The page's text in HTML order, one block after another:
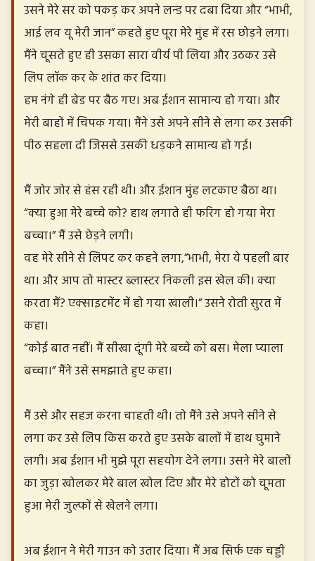
उसने मेरे सर को पकड़ कर अपने लन्ड पर दबा दिया और “भाभी,
आई लव यू मेरी जान” कहते हुए पूरा मेरे मुंह में रस छोड़ने लगा।
मैंने चूसते हुए ही उसका सारा वीर्य पी लिया और उठकर उसे
लिप लॉक कर के शांत कर दिया।
हम नंगे ही बेड पर बैठ गए। अब ईशान सामान्य हो गया। और
मेरी बाहों में चिपक गया। मैंने उसे अपने सीने से लगा कर उसकी
पीठ सहला दी जिससे उसकी धड़कने सामान्य हो गई।
मैं जोर जोर से हंस रही थी। और ईशान मुंह लटकाए बैठा था।
“क्या हुआ मेरे बच्चे को? हाथ लगाते ही फरिग हो गया मेरा
बच्चा।” मैं उसे छेड़ने लगी।
वह मेरे सीने से लिपट कर कहने लगा,”भाभी, मेरा ये पहली बार
था। और आप तो मास्टर ब्लास्टर निकली इस खेल की। क्या
करता मैं? एक्साइटमेंट में हो गया खाली।” उसने रोती सुरत में
कहा।
“कोई बात नहीं। मैं सीखा दूंगी मेरे बच्चे को बस। मेला प्याला
बच्चा।” मैंने उसे समझाते हुए कहा।
मैं उसे और सहज करना चाहती थी। तो मैंने उसे अपने सीने से
लगा कर उसे लिप किस करते हुए उसके बालों में हाथ घुमाने
लगी। अब ईशान भी मुझे पूरा सहयोग देने लगा। उसने मेरे बालों
का जुड़ा खोलकर मेरे बाल खोल दिए और मेरे होटों को चूमता
हुआ मेरी जुल्फों से खेलने लगा।
अब ईशान ने मेरी गाउन को उतार दिया। मैं अब सिर्फ एक चड्डी